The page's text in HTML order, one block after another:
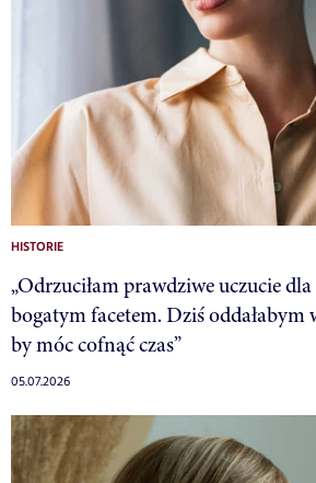
HISTORIE
„Odrzuciłam prawdziwe uczucie
bogatym facetem. Dziś oddałabym
by móc cofnąć czas”
05.07.2026